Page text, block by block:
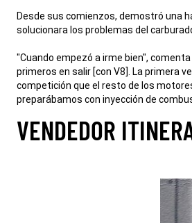
Desde sus comienzos, demostró una
solucionara los problemas del
"Cuando empezó a irme bien",
primeros en salir [con V8]. La primera
competición que el resto de los
preparábamos con inyección de
VENDEDOR